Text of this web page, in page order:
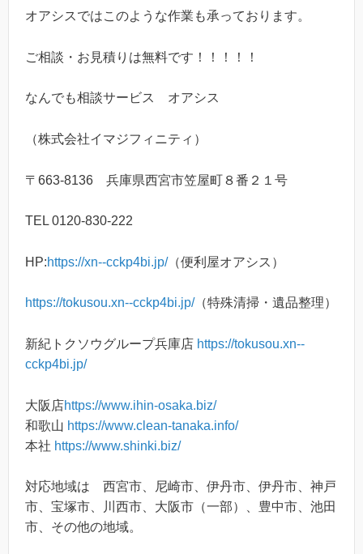
オアシスではこのような作業も承っております。
ご相談・お見積りは無料です！！！！！
なんでも相談サービス オアシス
（株式会社イマジフィニティ）
〒663-8136 兵庫県西宮市笠屋町８番２１号
TEL 0120-830-222
HP:https://xn--cckp4bi.jp/（便利屋オアシス）
https://tokusou.xn--cckp4bi.jp/（特殊清掃・遺品整理）
新紀トクソウグループ兵庫店 https://tokusou.xn--
cckp4bi.jp/
大阪店https://www.ihin-osaka.biz/
和歌山 https://www.clean-tanaka.info/
本社 https://www.shinki.biz/
対応地域は 西宮市、尼崎市、伊丹市、伊丹市、神戸
市、宝塚市、川西市、大阪市（一部）、豊中市、池田
市、その他の地域。